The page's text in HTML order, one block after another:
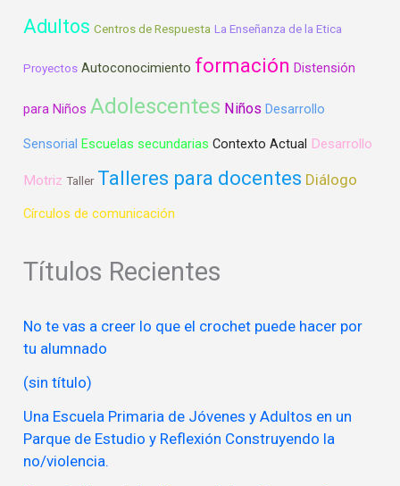
Adultos Centros de Respuesta La Enseñanza de la Etica
Proyectos Autoconocimiento formación Distensión
para Niños Adolescentes Niños Desarrollo
Sensorial Escuelas secundarias Contexto Actual Desarrollo
Motriz Taller Talleres para docentes Diálogo
Círculos de comunicación
Títulos Recientes
No te vas a creer lo que el crochet puede hacer por
tu alumnado
(sin título)
Una Escuela Primaria de Jóvenes y Adultos en un
Parque de Estudio y Reflexión Construyendo la
no/violencia.